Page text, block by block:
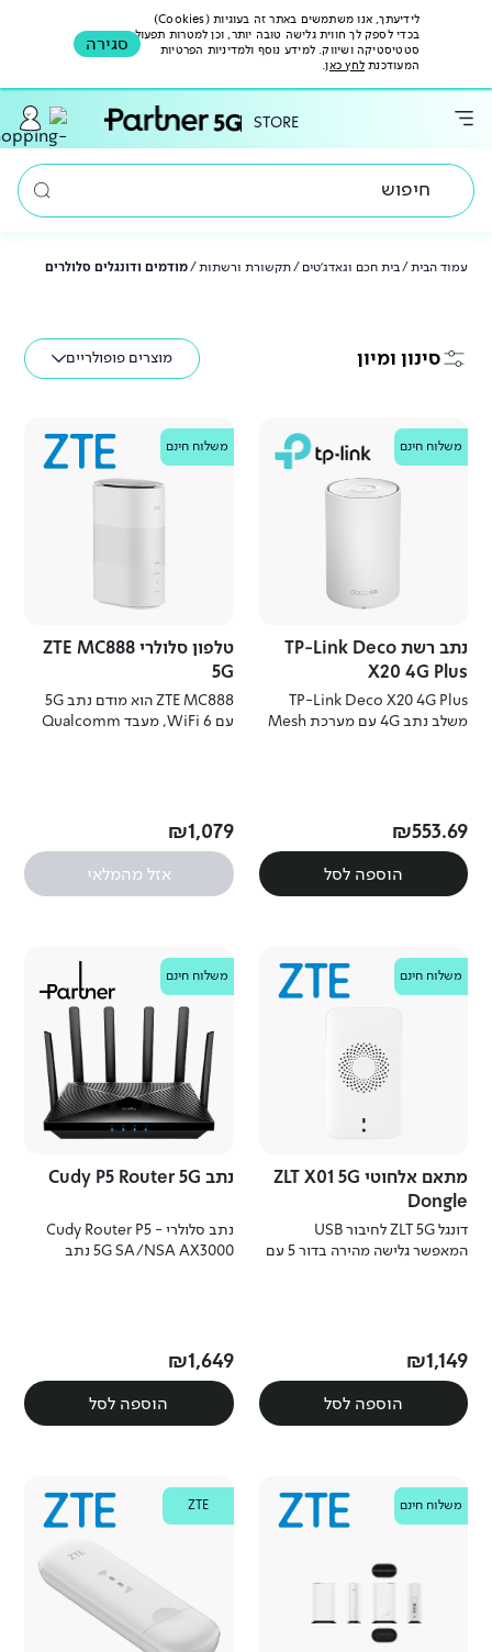
STORE
חיפוש
עמוד הבית / בית חכם וגאדג'טים / תקשורת ורשתות / מודמים ודונגלים סלולרים
סינון ומיון מוצרים פופולריים
TP Link
משלוח חינם
נתב רשת TP-Link Deco
X20 4G Plus
TP-Link Deco X20 4G Plus
משלב נתב 4G עם מערכת Mesh
₪553.69
הוספה לסל
ZTE
משלוח חינם
טלפון סלולרי ZTE MC888
5G
ZTE MC888 הוא מודם נתב 5G
עם WiFi 6, מעבד Qualcomm
₪1 ,079
אזל מהמלאי
ZTE
משלוח חינם
מתאם אלחוטי ZLT X01 5G
Dongle
דונגל ZLT 5G לחיבור USB
המאפשר גלישה מהירה בדור 5 עם
₪1 ,149
הוספה לסל
Partner
משלוח חינם
נתב Cudy P5 Router 5G
נתב סלולרי - Cudy Router P5
5G SA/NSA AX3000 נתב
₪1 ,649
הוספה לסל
ZTE
משלוח חינם ZTE
לידיעתך, אנו משתמשים באתר זה בעוגיות (Cookies)
בכדי לספק לך חווית גלישה טובה יותר, וכן למטרות תפעול,
סטטיסטיקה ושיווק. למידע נוסף ולמדיניות הפרטיות
המעודכנת לחץ כאן.
סגירה